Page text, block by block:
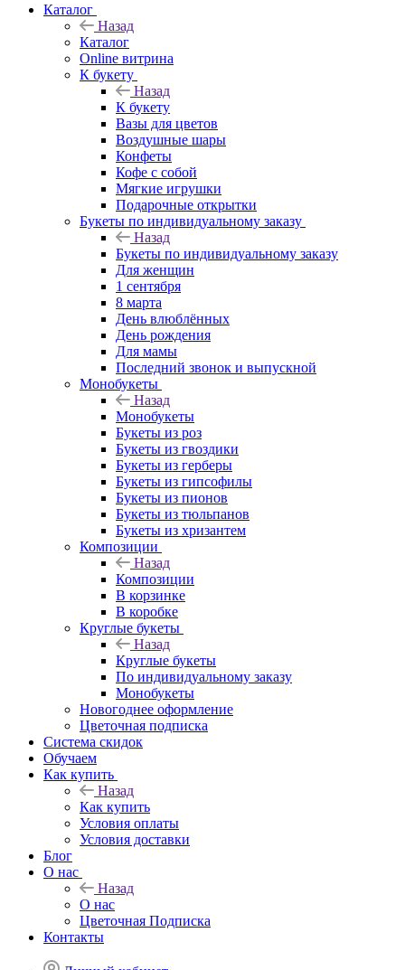
Каталог
Назад
Каталог
Online витрина
К букету
Назад
К букету
Вазы для цветов
Воздушные шары
Конфеты
Кофе с собой
Мягкие игрушки
Подарочные открытки
Букеты по индивидуальному заказу
Назад
Букеты по индивидуальному заказу
Для женщин
1 сентября
8 марта
День влюблённых
День рождения
Для мамы
Последний звонок и выпускной
Монобукеты
Назад
Монобукеты
Букеты из роз
Букеты из гвоздики
Букеты из герберы
Букеты из гипсофилы
Букеты из пионов
Букеты из тюльпанов
Букеты из хризантем
Композиции
Назад
Композиции
В корзинке
В коробке
Круглые букеты
Назад
Круглые букеты
По индивидуальному заказу
Монобукеты
Новогоднее оформление
Цветочная подписка
Система скидок
Обучаем
Как купить
Назад
Как купить
Условия оплаты
Условия доставки
Блог
О нас
Назад
О нас
Цветочная Подписка
Контакты